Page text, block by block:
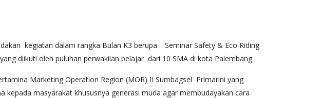
kegiatan dalam rangka Bulan K3 berupa : Seminar Safety & Eco Riding
diikuti oleh puluhan perwakilan pelajar dari 10 SMA di kota Palembang.
Marketing Operation Region (MOR) II Sumbagsel Primarini yang
masyarakat khususnya generasi muda agar membudayakan cara